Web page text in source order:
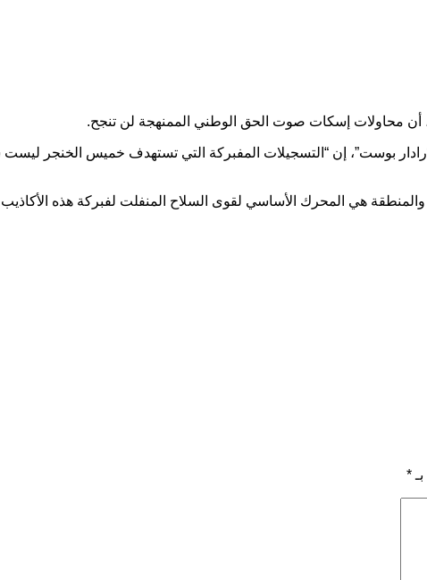
أن محاولات إسكات صوت الحق الوطني الممنهجة لن تنجح.
بوست”، إن “التسجيلات المفبركة التي تستهدف خميس الخنجر
هي المحرك الأساسي لقوى السلاح المنفلت لفبركة هذه
*